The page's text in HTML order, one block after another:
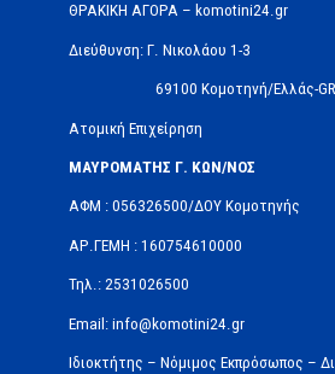
ΘΡΑΚΙΚΗ ΑΓΟΡΑ – komotini24.gr
Διεύθυνση: Γ. Νικολάου 1-3
69100 Κομοτηνή/Ελλάς-GR
Ατομική Επιχείρηση
ΜΑΥΡΟΜΑΤΗΣ Γ. ΚΩΝ/ΝΟΣ
ΑΦΜ : 056326500/ΔOΥ Κομοτηνής
ΑΡ.ΓΕΜΗ : 160754610000
Τηλ.: 2531026500
Email: info@komotini24.gr
Ιδιοκτήτης – Νόμιμος Εκπρόσωπος –